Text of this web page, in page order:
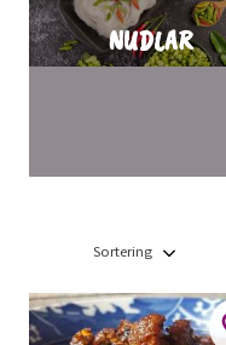
NUDLAR
Välj sortering